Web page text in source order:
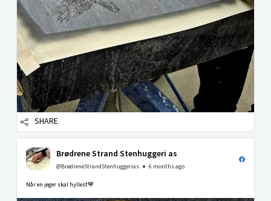
SHARE
Brødrene Strand Stenhuggeri as
@BrødreneStrandStenhuggerias 6 months ago
Når en jeger skal hyllest💙